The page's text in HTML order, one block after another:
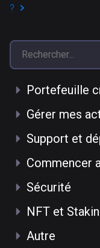
?
Portefeuille
Gérer mes
Support et
Commencer
Sécurité
NFT et
Autre